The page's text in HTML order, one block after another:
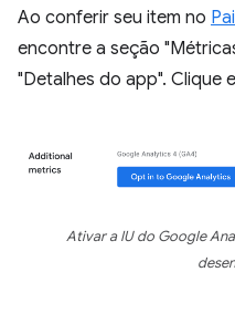
Ao conferir seu item no
encontre a seção
"Detalhes do app". Clique
Ativar a IU do Google